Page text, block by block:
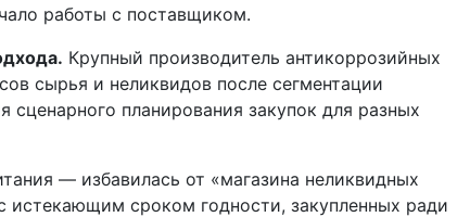
работы с поставщиком.
Крупный производитель антикоррозийных
сырья и неликвидов после сегментации
сценарного планирования закупок для разных
— избавилась от «магазина неликвидных
истекающим сроком годности, закупленных ради